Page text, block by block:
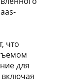
что
для
включая